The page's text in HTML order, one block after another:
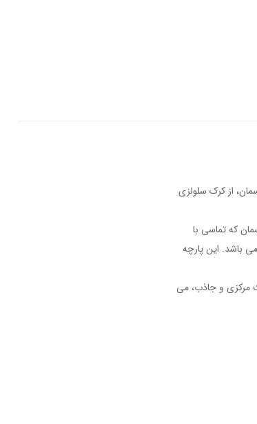
از کرک سلولزی
که تماسی با
باشد. این پارچه
و جاذب، می